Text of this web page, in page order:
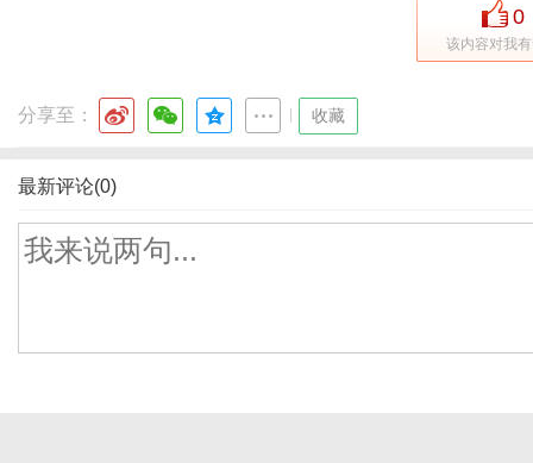
0
该内容对我
分享至： 收藏
最新评论(0)